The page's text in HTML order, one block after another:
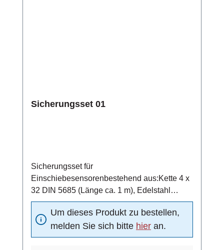
Sicherungsset 01
Sicherungsset für
Einschiebesensorenbestehend aus:Kette 4 x
32 DIN 5685 (Länge ca. 1 m), Edelstahl
1.4401Schraubglied NG5, Edelstahl
1.4401Schelle DN15 nach DIN 11850,
Edelstahl 1.4301
Um dieses Produkt zu bestellen,
melden Sie sich bitte hier an.